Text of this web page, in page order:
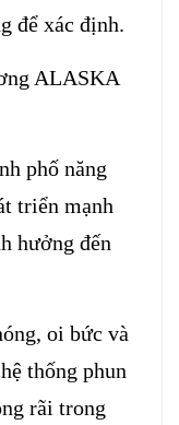
để xác định.
ALASKA
phố năng
triển mạnh
hưởng đến
oi bức và
thống phun
rãi trong